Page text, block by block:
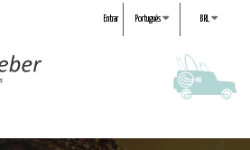
BRL
Português
Entrar